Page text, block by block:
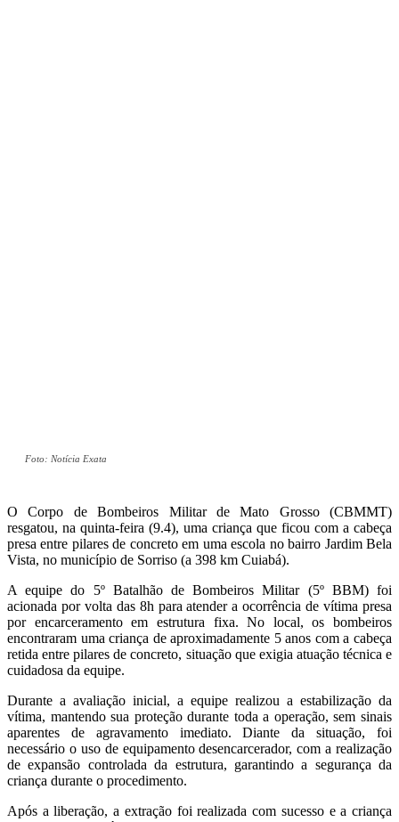
Foto: Notícia Exata
O Corpo de Bombeiros Militar de Mato Grosso (CBMMT)
resgatou, na quinta-feira (9.4), uma criança que ficou com a cabeça
presa entre pilares de concreto em uma escola no bairro Jardim Bela
Vista, no município de Sorriso (a 398 km Cuiabá).
A equipe do 5º Batalhão de Bombeiros Militar (5º BBM) foi
acionada por volta das 8h para atender a ocorrência de vítima presa
por encarceramento em estrutura fixa. No local, os bombeiros
encontraram uma criança de aproximadamente 5 anos com a cabeça
retida entre pilares de concreto, situação que exigia atuação técnica e
cuidadosa da equipe.
Durante a avaliação inicial, a equipe realizou a estabilização da
vítima, mantendo sua proteção durante toda a operação, sem sinais
aparentes de agravamento imediato. Diante da situação, foi
necessário o uso de equipamento desencarcerador, com a realização
de expansão controlada da estrutura, garantindo a segurança da
criança durante o procedimento.
Após a liberação, a extração foi realizada com sucesso e a criança